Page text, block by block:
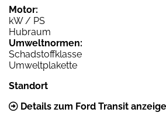
Motor:
kW / PS
Hubraum
Umweltnormen:
Schadstoffklasse
Umweltplakette
Standort
Details zum Ford Transit